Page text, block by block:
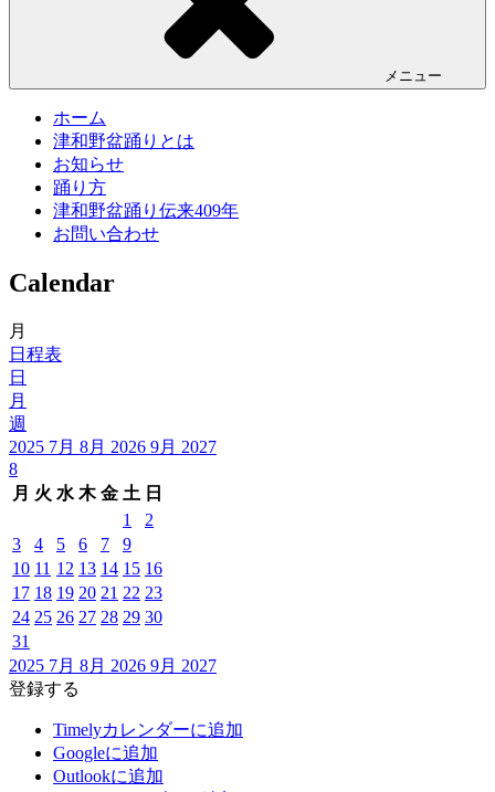
メニュー
ホーム
津和野盆踊りとは
お知らせ
踊り方
津和野盆踊り伝来409年
お問い合わせ
Calendar
月
日程表
日
月
週
2025 7月 8月 2026 9月 2027
8
月 火 水 木 金 土 日
1
2
3
4 5 6 7
9
10 11 12 13 14 15 16
17 18 19 20 21 22 23
24 25 26 27 28 29 30
31
2025 7月 8月 2026 9月 2027
登録する
Timelyカレンダーに追加
Googleに追加
Outlookに追加